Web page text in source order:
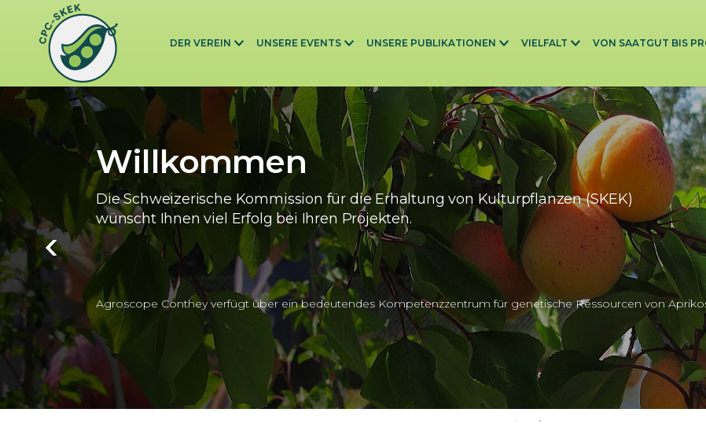
Skip to main content
DER VEREIN UNSERE EVENTS UNSERE PUBLIKATIONEN VIELFALT VON SAATGUT BIS
Willkommen
Die Schweizerische Kommission für die Erhaltung von Kulturpflanzen (SKEK)
wünscht Ihnen viel Erfolg bei Ihren Projekten.
Agroscope Conthey verfügt über ein bedeutendes Kompetenzzentrum für genetische Ressourcen von